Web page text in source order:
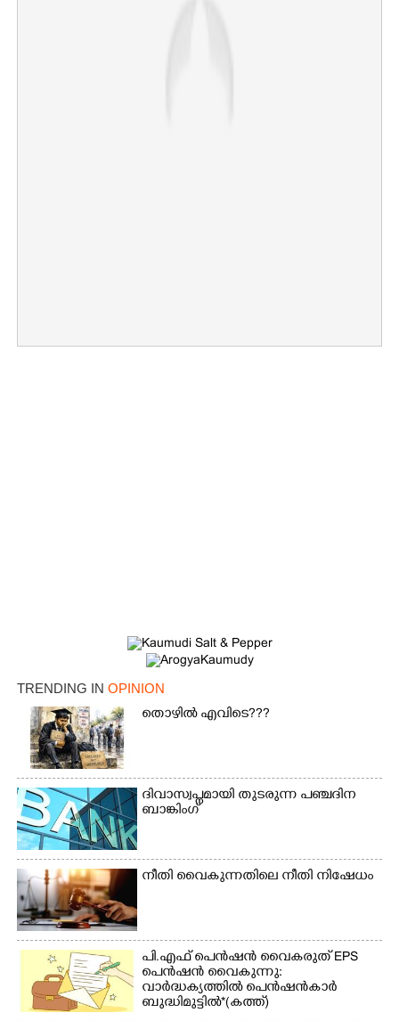
TRENDING IN OPINION
തൊഴിൽ എവിടെ???
ദിവാസ്വപ്നമായി തുടരുന്ന പഞ്ചദിന
ബാങ്കിംഗ്
നീതി വൈകുന്നതിലെ നീതി നിഷേധം
പി.എഫ് പെൻഷൻ വൈകരുത് EPS
പെൻഷൻ വൈകുന്നു:
വാർദ്ധക്യത്തിൽ പെൻഷൻകാർ
ബുദ്ധിമുട്ടിൽ*(കത്ത്)